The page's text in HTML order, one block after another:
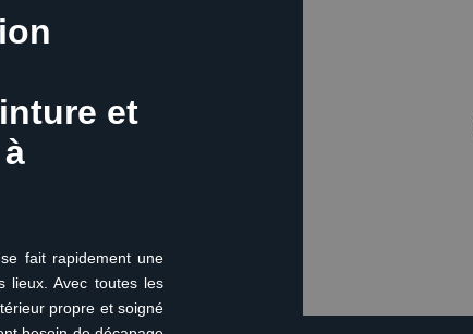
et
fait rapidement une
lieux. Avec toutes les
propre et soigné